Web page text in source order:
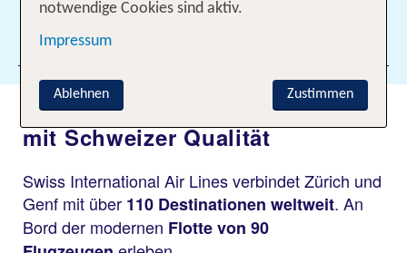
Filter hinzufügen
Mit SWISS die Welt entdecken –
mit Schweizer Qualität
Swiss International Air Lines verbindet Zürich und
Genf mit über 110 Destinationen weltweit. An
Bord der modernen Flotte von 90
notwendige Cookies sind aktiv.
Impressum
Zustimmen
Ablehnen